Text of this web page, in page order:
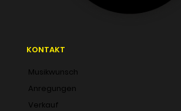
KONTAKT
Musikwunsch
Anregungen
Verkauf